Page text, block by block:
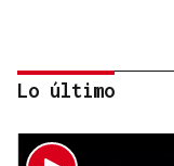
Lo último